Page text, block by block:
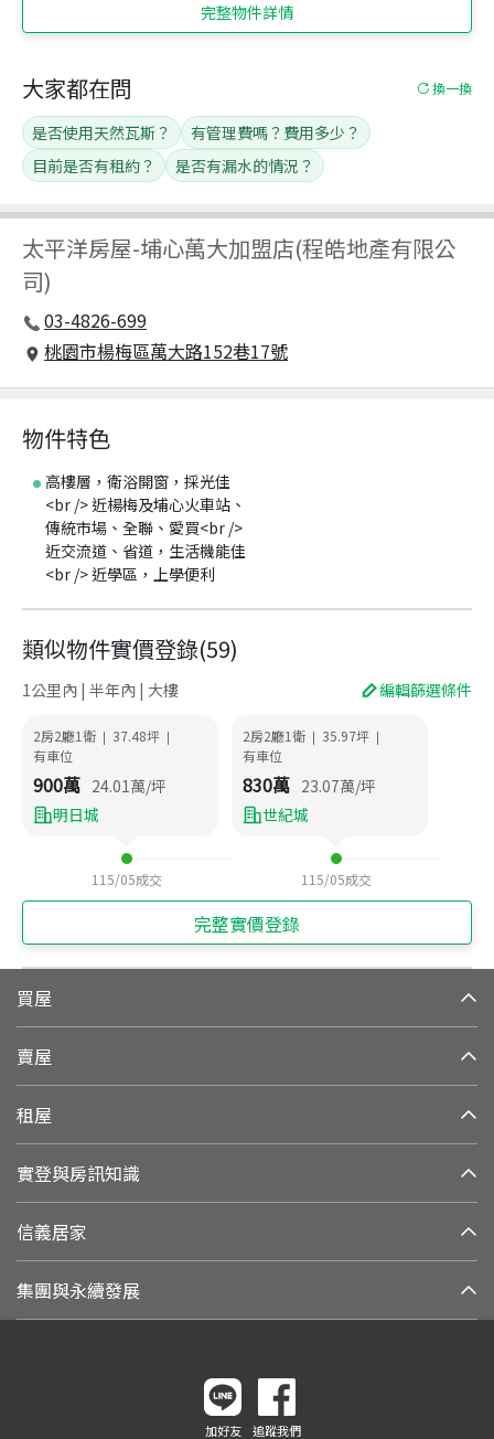
完整物件詳情
太平洋房屋-埔心萬大加盟店(程皓地產有限公
司)
03-4826-699
桃園市楊梅區萬大路152巷17號
大家都在問 換一換
是否使用天然瓦斯？
有管理費嗎？費用多少？
目前是否有租約？
是否有漏水的情況？
物件特色
高樓層，衛浴開窗，採光佳
<br /> 近楊梅及埔心火車站、
傳統市場、全聯、愛買<br />
近交流道、省道，生活機能佳
<br /> 近學區，上學便利
類似物件實價登錄(59)
1公里內 | 半年內 | 大樓 編輯篩選條件
2房2廳1衛 | 37.48坪 |
有車位
900萬 24.01萬/坪
明日城
115/05成交
2房2廳1衛 | 35.97坪 |
有車位
830萬 23.07萬/坪
世紀城
115/05成交
完整實價登錄
買屋
賣屋
租屋
實登與房訊知識
信義居家
集團與永續發展
加好友 追蹤我們